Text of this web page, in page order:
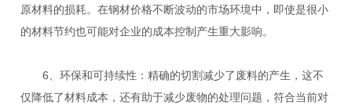
原材料的损耗。在钢材价格不断波动的市场环境中，即使是很小
的材料节约也可能对企业的成本控制产生重大影响。
6、环保和可持续性：精确的切割减少了废料的产生，这不
仅降低了材料成本，还有助于减少废物的处理问题，符合当前对